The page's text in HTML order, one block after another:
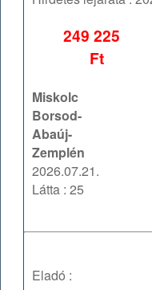
249 225
Ft
Miskolc
Borsod-
Abaúj-
Zemplén
2026.07.21.
Látta : 25
Eladó :